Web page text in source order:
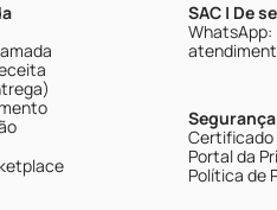
SAC | De
WhatsApp:
Segurança
Certificado
Portal da
Política de